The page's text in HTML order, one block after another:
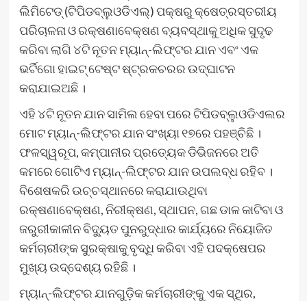
ଲିମିଟେଡ୍ (ଟିପିଡବ୍ଲୁଓଡିଏଲ୍) ପକ୍ଷରୁ କ୍ଷେତ୍ରସ୍ତରୀୟ
ପରିଚାଳନା ଓ ରକ୍ଷଣାବେକ୍ଷଣ ବ୍ୟବସ୍ଥାକୁ ଅଧିକ ସୁଦୃଢ
କରିବା ଲାଗି ୪ଟି ନୂତନ ମ୍ୟାନ୍-ଲିଫ୍ଟର ଯାନ ଏବଂ ଏକ
ଭର୍ଟିଗୋ ହାଇଟ୍ ଟେଷ୍ଟ ଷ୍ଟ୍ରକଚରର ଉଦ୍‌ଘାଟନ
କରାଯାଇଅଛି ।
ଏହି ୪ଟି ନୂତନ ଯାନ ସାମିଲ ହେବା ପରେ ଟିପିଡବ୍ଲୁଓଡିଏଲର
ମୋଟ ମ୍ୟାନ୍-ଲିଫ୍ଟର ଯାନ ସଂଖ୍ୟା ୧୭ରେ ପହଞ୍ଚିଛି ।
ଫଳସ୍ୱରୂପ, କମ୍ପାନୀର ପ୍ରତ୍ୟେକ ଡିଭିଜନରେ ଅତି
କମରେ ଗୋଟିଏ ମ୍ୟାନ୍-ଲିଫ୍ଟର ଯାନ ଉପଲବ୍ଧ ରହିବ ।
ବିଶେଷକରି ଉଚ୍ଚସ୍ଥାନରେ କରାଯାଉଥିବା
ରକ୍ଷଣାବେକ୍ଷଣ, ନିରୀକ୍ଷଣ, ସ୍ଥାପନ, ଗଛ ଡାଳ କାଟିବା ଓ
ଜରୁରୀକାଳୀନ ବିଦ୍ୟୁତ ପୁନରୁଦ୍ଧାର କାର୍ଯ୍ୟରେ ନିୟୋଜିତ
କର୍ମଚାରୀଙ୍କ ସୁରକ୍ଷାକୁ ବୃଦ୍ଧି କରିବା ଏହି ପଦକ୍ଷେପର
ମୁଖ୍ୟ ଉଦ୍ଦେଶ୍ୟ ରହିଛି ।
ମ୍ୟାନ୍-ଲିଫ୍ଟର ଯାନଗୁଡ଼ିକ କର୍ମଚାରୀଙ୍କୁ ଏକ ସ୍ଥିର,